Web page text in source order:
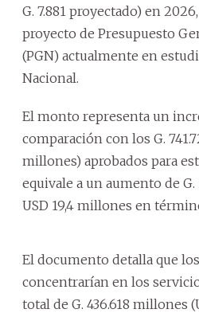
G. 7.881 proyectado) en
proyecto de Presupuesto
(PGN) actualmente en
Nacional.
El monto representa un
comparación con los G.
millones) aprobados para
equivale a un aumento de
USD 19,4 millones en
El documento detalla que
concentrarían en los
total de G. 436.618 millones